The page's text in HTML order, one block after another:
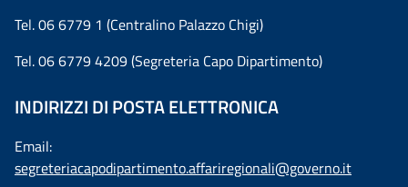
Tel. 06 6779 1 (Centralino Palazzo Chigi)
Tel. 06 6779 4209 (Segreteria Capo Dipartimento)
INDIRIZZI DI POSTA ELETTRONICA
Email:
segreteriacapodipartimento.affariregionali@governo.it